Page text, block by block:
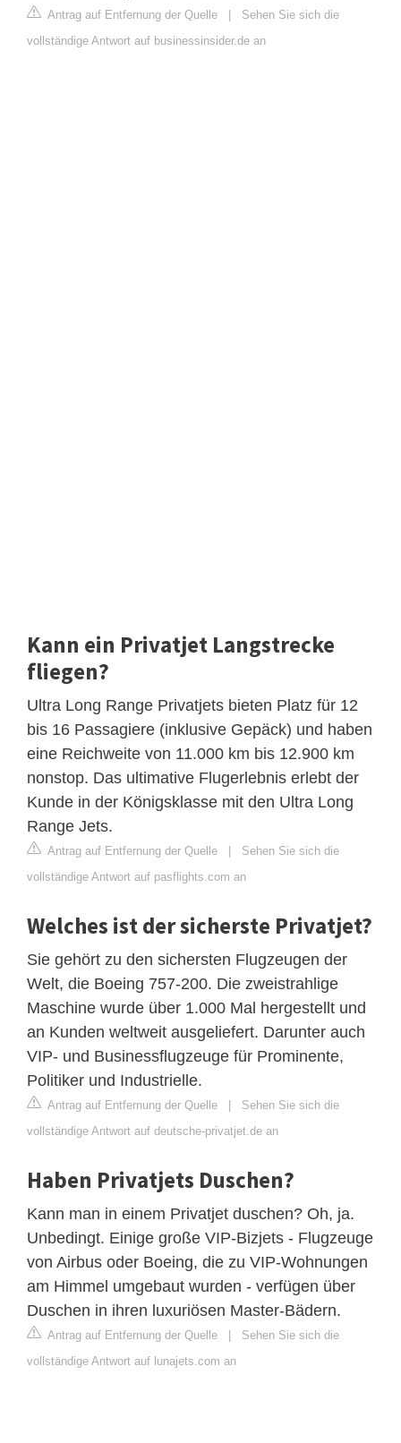
Antrag auf Entfernung der Quelle | Sehen Sie sich die
vollständige Antwort auf businessinsider.de an
Kann ein Privatjet Langstrecke
fliegen?
Ultra Long Range Privatjets bieten Platz für 12
bis 16 Passagiere (inklusive Gepäck) und haben
eine Reichweite von 11.000 km bis 12.900 km
nonstop. Das ultimative Flugerlebnis erlebt der
Kunde in der Königsklasse mit den Ultra Long
Range Jets.
Antrag auf Entfernung der Quelle | Sehen Sie sich die
vollständige Antwort auf pasflights.com an
Welches ist der sicherste Privatjet?
Sie gehört zu den sichersten Flugzeugen der
Welt, die Boeing 757-200. Die zweistrahlige
Maschine wurde über 1.000 Mal hergestellt und
an Kunden weltweit ausgeliefert. Darunter auch
VIP- und Businessflugzeuge für Prominente,
Politiker und Industrielle.
Antrag auf Entfernung der Quelle | Sehen Sie sich die
vollständige Antwort auf deutsche-privatjet.de an
Haben Privatjets Duschen?
Kann man in einem Privatjet duschen? Oh, ja.
Unbedingt. Einige große VIP-Bizjets - Flugzeuge
von Airbus oder Boeing, die zu VIP-Wohnungen
am Himmel umgebaut wurden - verfügen über
Duschen in ihren luxuriösen Master-Bädern.
Antrag auf Entfernung der Quelle | Sehen Sie sich die
vollständige Antwort auf lunajets.com an